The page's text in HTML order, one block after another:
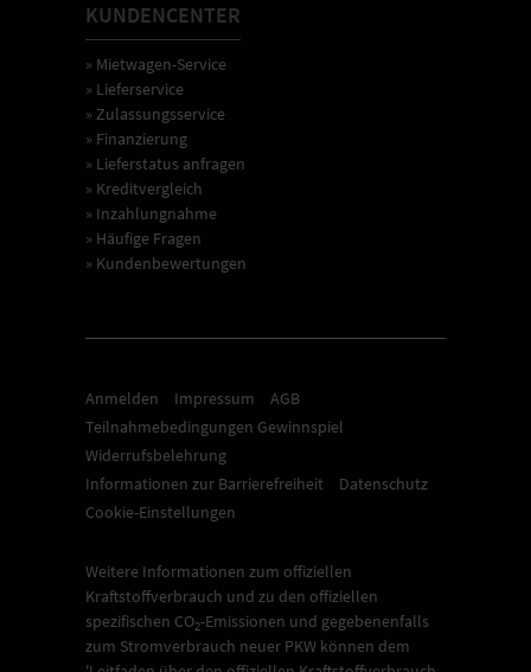
KUNDENCENTER
» Mietwagen-Service
» Lieferservice
» Zulassungsservice
» Finanzierung
» Lieferstatus anfragen
» Kreditvergleich
» Inzahlungnahme
» Häufige Fragen
» Kundenbewertungen
Anmelden Impressum
AGB
Teilnahmebedingungen Gewinnspiel
Widerrufsbelehrung
Informationen zur Barrierefreiheit
Datenschutz
Cookie-Einstellungen
Weitere Informationen zum offiziellen
Kraftstoffverbrauch und zu den offiziellen
spezifischen CO2-Emissionen und gegebenenfalls
zum Stromverbrauch neuer PKW können dem